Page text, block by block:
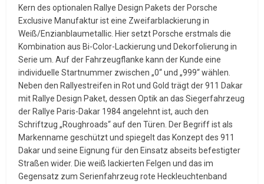
Kern des optionalen Rallye Design Pakets der Porsche
Exclusive Manufaktur ist eine Zweifarblackierung in
Weiß/Enzianblaumetallic. Hier setzt Porsche erstmals die
Kombination aus Bi-Color-Lackierung und Dekorfolierung in
Serie um. Auf der Fahrzeugflanke kann der Kunde eine
individuelle Startnummer zwischen „0“ und „999“ wählen.
Neben den Rallyestreifen in Rot und Gold trägt der 911 Dakar
mit Rallye Design Paket, dessen Optik an das Siegerfahrzeug
der Rallye Paris-Dakar 1984 angelehnt ist, auch den
Schriftzug „Roughroads“ auf den Türen. Der Begriff ist als
Markenname geschützt und spiegelt das Konzept des 911
Dakar und seine Eignung für den Einsatz abseits befestigter
Straßen wider. Die weiß lackierten Felgen und das im
Gegensatz zum Serienfahrzeug rote Heckleuchtenband